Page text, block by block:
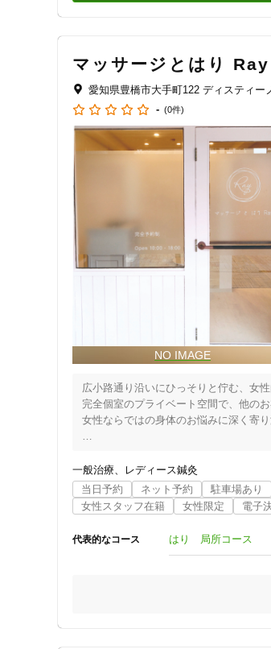
住所
マッサージとはり Ray
愛知県豊橋市大手町122 ディスティ
- (0件)
広小路通り沿いにひっそりと佇む、女
完全個室のプライベート空間で、他の
女性ならではの身体のお悩みに深く寄
ご来院いただくお客様一人ひとりが内
施術を通して心身ともにリラックスし
します。
家事・仕事・子育て・介護・日々の忙
お客様のその不調１人で抱え込まずにご
※当院は完全予約制となっております
一般治療
レディース鍼灸
当日予約
ネット予約 駐車場あり
女性スタッフ在籍
女性限定 電子
代表的なコース はり 局所コース